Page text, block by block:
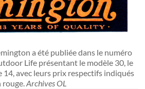
a été publiée dans le numéro
Life présentant le modèle 30, le
14, avec leurs prix respectifs indiqués
rouge.Archives OL